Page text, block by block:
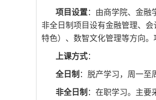
项目设置：由商学院、金融
非全日制项目设有金融管理、
特色）、数智文化管理等方向。
上课方式：
全日制 ：脱产学习，周一至
非全日制 ：在职学习。主要